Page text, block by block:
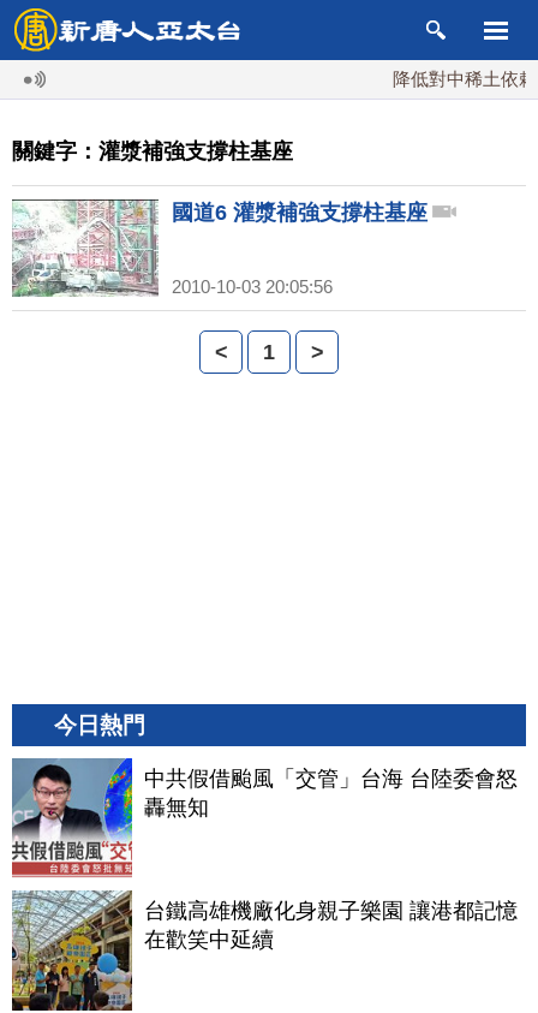
降低對中稀土依賴
關鍵字：灌漿補強支撐柱基座
國道6 灌漿補強支撐柱基座
2010-10-03 20:05:56
< 1 >
今日熱門
中共假借颱風「交管」台海 台陸委會怒
轟無知
台鐵高雄機廠化身親子樂園 讓港都記憶
在歡笑中延續